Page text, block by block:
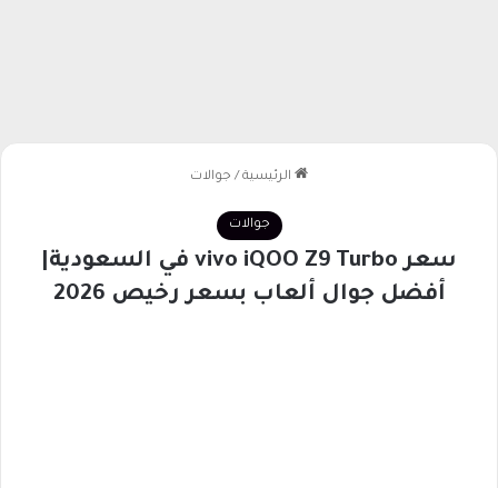
الرئيسية / جوالات
جوالات
سعر vivo iQOO Z9 Turbo في السعودية|
أفضل جوال ألعاب بسعر رخيص 2026